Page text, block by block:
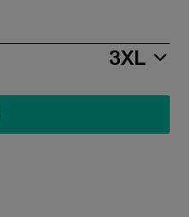
3XL